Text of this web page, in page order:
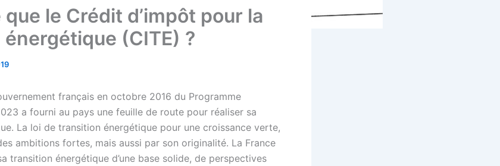
que le Crédit d’impôt pour la
(CITE) ?
français en octobre 2016 du Programme
a fourni au pays une feuille de route pour réaliser sa
La loi de transition énergétique pour une croissance verte,
ambitions fortes, mais aussi par son originalité. La France
transition énergétique d’une base solide, de perspectives